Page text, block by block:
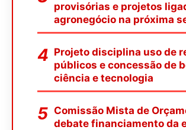
provisórias e projetos
agronegócio na próxima
Projeto disciplina uso de
públicos e concessão de
ciência e tecnologia
Comissão Mista de
debate financiamento da